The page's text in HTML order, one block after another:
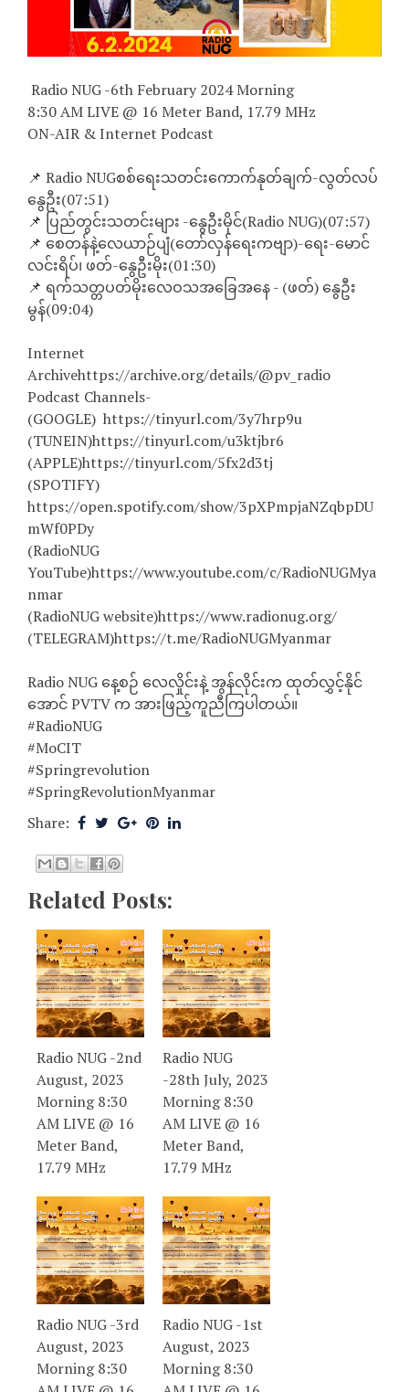
Radio NUG -6th February 2024 Morning
8:30 AM LIVE @ 16 Meter Band, 17.79 MHz
ON-AIR & Internet Podcast
📌 Radio NUGစစ်ရေးသတင်းကောက်နုတ်ချက်-လွတ်လပ်
နွေဦး(07:51)
📌 ပြည်တွင်းသတင်းများ -နွေဦးမိုင်(Radio NUG)(07:57)
📌 စေတန်နဲ့လေယာဉ်ပျံ(တော်လှန်ရေးကဗျာ)-ရေး-မောင်
လင်းရိပ်၊ ဖတ်-နွေဦးမိုး(01:30)
📌 ရက်သတ္တပတ်မိုးလေဝသအခြေအနေ - (ဖတ်) နွေဦး
မွန်(09:04)
Internet
Archivehttps://archive.org/details/@pv_radio
Podcast Channels-
(GOOGLE) https://tinyurl.com/3y7hrp9u
(TUNEIN)https://tinyurl.com/u3ktjbr6
(APPLE)https://tinyurl.com/5fx2d3tj
(SPOTIFY)
https://open.spotify.com/show/3pXPmpjaNZqbpDU
mWf0PDy
(RadioNUG
YouTube)https://www.youtube.com/c/RadioNUGMya
nmar
(RadioNUG website)https://www.radionug.org/
(TELEGRAM)https://t.me/RadioNUGMyanmar
Radio NUG နေ့စဉ် လေလှိုင်းနဲ့ အွန်လိုင်းက ထုတ်လွှင့်နိုင်
အောင် PVTV က အားဖြည့်ကူညီကြပါတယ်။
#RadioNUG
#MoCIT
#Springrevolution
#SpringRevolutionMyanmar
Share:
Related Posts:
Radio NUG -2nd
August, 2023
Morning 8:30
AM LIVE @ 16
Meter Band,
17.79 MHz
Radio NUG
-28th July, 2023
Morning 8:30
AM LIVE @ 16
Meter Band,
17.79 MHz
Radio NUG -3rd
August, 2023
Morning 8:30
Radio NUG -1st
August, 2023
Morning 8:30